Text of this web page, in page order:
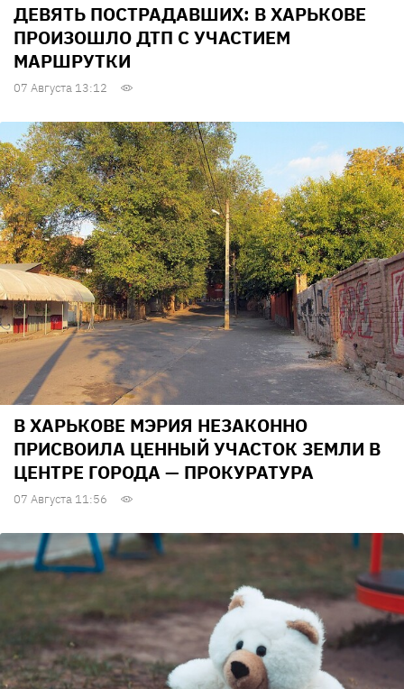
ДЕВЯТЬ ПОСТРАДАВШИХ: В ХАРЬКОВЕ
ПРОИЗОШЛО ДТП С УЧАСТИЕМ
МАРШРУТКИ
07 Августа 13:12
В ХАРЬКОВЕ МЭРИЯ НЕЗАКОННО
ПРИСВОИЛА ЦЕННЫЙ УЧАСТОК ЗЕМЛИ В
ЦЕНТРЕ ГОРОДА — ПРОКУРАТУРА
07 Августа 11:56